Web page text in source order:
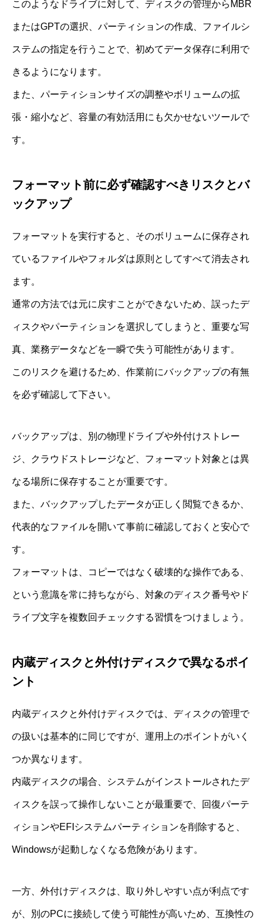
このようなドライブに対して、ディスクの管理からMBR
またはGPTの選択、パーティションの作成、ファイルシ
ステムの指定を行うことで、初めてデータ保存に利用で
きるようになります。
また、パーティションサイズの調整やボリュームの拡
張・縮小など、容量の有効活用にも欠かせないツールで
す。
フォーマット前に必ず確認すべきリスクとバ
ックアップ
フォーマットを実行すると、そのボリュームに保存され
ているファイルやフォルダは原則としてすべて消去され
ます。
通常の方法では元に戻すことができないため、誤ったデ
ィスクやパーティションを選択してしまうと、重要な写
真、業務データなどを一瞬で失う可能性があります。
このリスクを避けるため、作業前にバックアップの有無
を必ず確認して下さい。
バックアップは、別の物理ドライブや外付けストレー
ジ、クラウドストレージなど、フォーマット対象とは異
なる場所に保存することが重要です。
また、バックアップしたデータが正しく閲覧できるか、
代表的なファイルを開いて事前に確認しておくと安心で
す。
フォーマットは、コピーではなく破壊的な操作である、
という意識を常に持ちながら、対象のディスク番号やド
ライブ文字を複数回チェックする習慣をつけましょう。
内蔵ディスクと外付けディスクで異なるポイ
ント
内蔵ディスクと外付けディスクでは、ディスクの管理で
の扱いは基本的に同じですが、運用上のポイントがいく
つか異なります。
内蔵ディスクの場合、システムがインストールされたデ
ィスクを誤って操作しないことが最重要で、回復パーテ
ィションやEFIシステムパーティションを削除すると、
Windowsが起動しなくなる危険があります。
一方、外付けディスクは、取り外しやすい点が利点です
が、別のPCに接続して使う可能性が高いため、互換性の